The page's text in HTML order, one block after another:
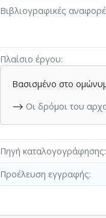
Βιβλιογραφικές
Πλαίσιο έργου
Βασισμένο στο
⟶ Οι δρόμοι του
Πηγή καταλογογράφησης
Προέλευση εγγραφής